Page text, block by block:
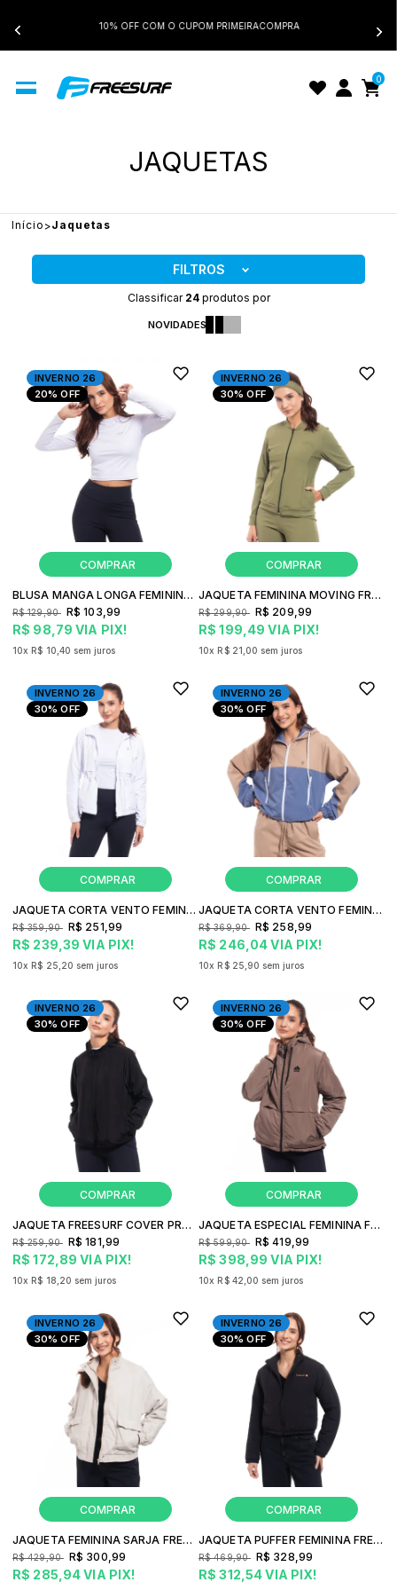
10% OFF COM O CUPOM PRIMEIRACOMPRA
0
JAQUETAS
Início Jaquetas
Classificar 24produtos por
NOVIDADES
FILTROS
20%OFF
INVERNO 26
BLUSA MANGA LONGA FEMININA MOVING FREESURF FRESH FITNESS
R$ 98,79 VIA PIX!
R$ 129,90 R$ 103,99
10x R$ 10,40 sem juros
30%OFF
INVERNO 26
JAQUETA FEMININA MOVING FREESURF HOT FITNESS
R$ 199,49 VIA PIX!
R$ 299,90 R$ 209,99
10x R$ 21,00 sem juros
30%OFF
INVERNO 26
JAQUETA CORTA VENTO FEMININA FREESURF WIND COM CAPUZ
R$ 239,39 VIA PIX!
R$ 359,90 R$ 251,99
10x R$ 25,20 sem juros
30%OFF
INVERNO 26
JAQUETA CORTA VENTO FEMININA FREESURF COLOR COM CAPUZ
R$ 246,04VIA PIX!
R$ 369,90 R$ 258,99
10x R$ 25,90 sem juros
30%OFF
INVERNO 26
JAQUETA FREESURF COVER PROTEÇÃO LEVE CORTA VENTO FEMININA URBANO USO DIÁRIO
R$ 172,89 VIA PIX!
R$ 259,90 R$ 181,99
10x R$ 18,20 sem juros
30%OFF
INVERNO 26
JAQUETA ESPECIAL FEMININA FREESURF TRAVEL REVERSÍVEL HUNTER
R$ 398,99 VIA PIX!
R$ 599,90 R$ 419,99
10x R$ 42,00 sem juros
30%OFF
INVERNO 26
JAQUETA FEMININA SARJA FREESURF TREND STREETWEAR URBANO
R$ 285,94VIA PIX!
R$ 429,90 R$ 300,99
30%OFF
INVERNO 26
JAQUETA PUFFER FEMININA FREESURF PUFF CROPPED INVERNO URBANO
R$ 312,54VIA PIX!
R$ 469,90 R$ 328,99